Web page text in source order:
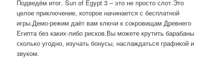
Подведём итог. Sun of Egypt 3 – это не просто слот.Это
целое приключение, которое начинается с бесплатной
игры.Демо-режим даёт вам ключи к сокровищам Древнего
Египта без каких-либо рисков.Вы можете крутить барабаны
сколько угодно, изучать бонусы, наслаждаться графикой и
звуком.